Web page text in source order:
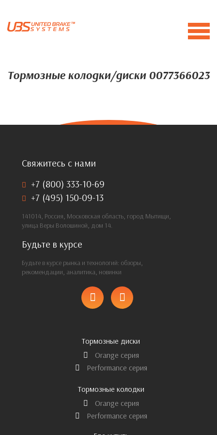
Тормозные колодки/диски 0077366023
Свяжитесь с нами
+7 (800) 333-10-69
+7 (495) 150-09-13
141014, Россия, Московская область, город Мытищи,
улица Веры Волошиной, дом 14.
Будьте в курсе
Будьте в курсе рынка и технологий: обзоры,
рекомендации, аналитика, новинки
Тормозные диски
Orange серия
Performance серия
Тормозные колодки
Orange серия
Performance серия